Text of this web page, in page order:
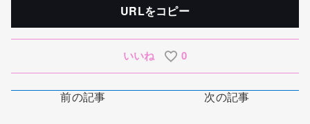
URLをコピー
いいね 0
前の記事 次の記事